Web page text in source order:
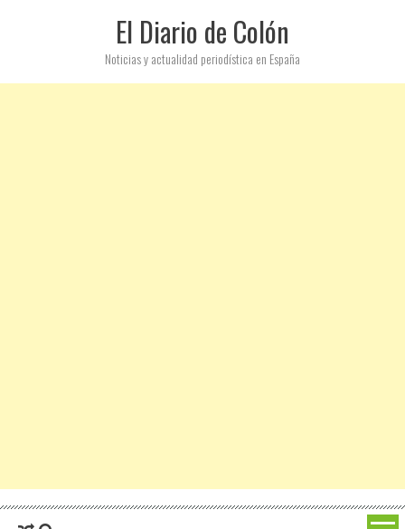
El Diario de Colón
Noticias y actualidad periodística en España